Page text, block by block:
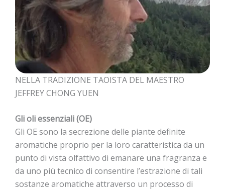
NELLA TRADIZIONE TAOISTA DEL MAESTRO
JEFFREY CHONG YUEN
Gli oli essenziali (OE)
Gli OE sono la secrezione delle piante definite
aromatiche proprio per la loro caratteristica da un
punto di vista olfattivo di emanare una fragranza e
da uno più tecnico di consentire l’estrazione di tali
sostanze aromatiche attraverso un processo di